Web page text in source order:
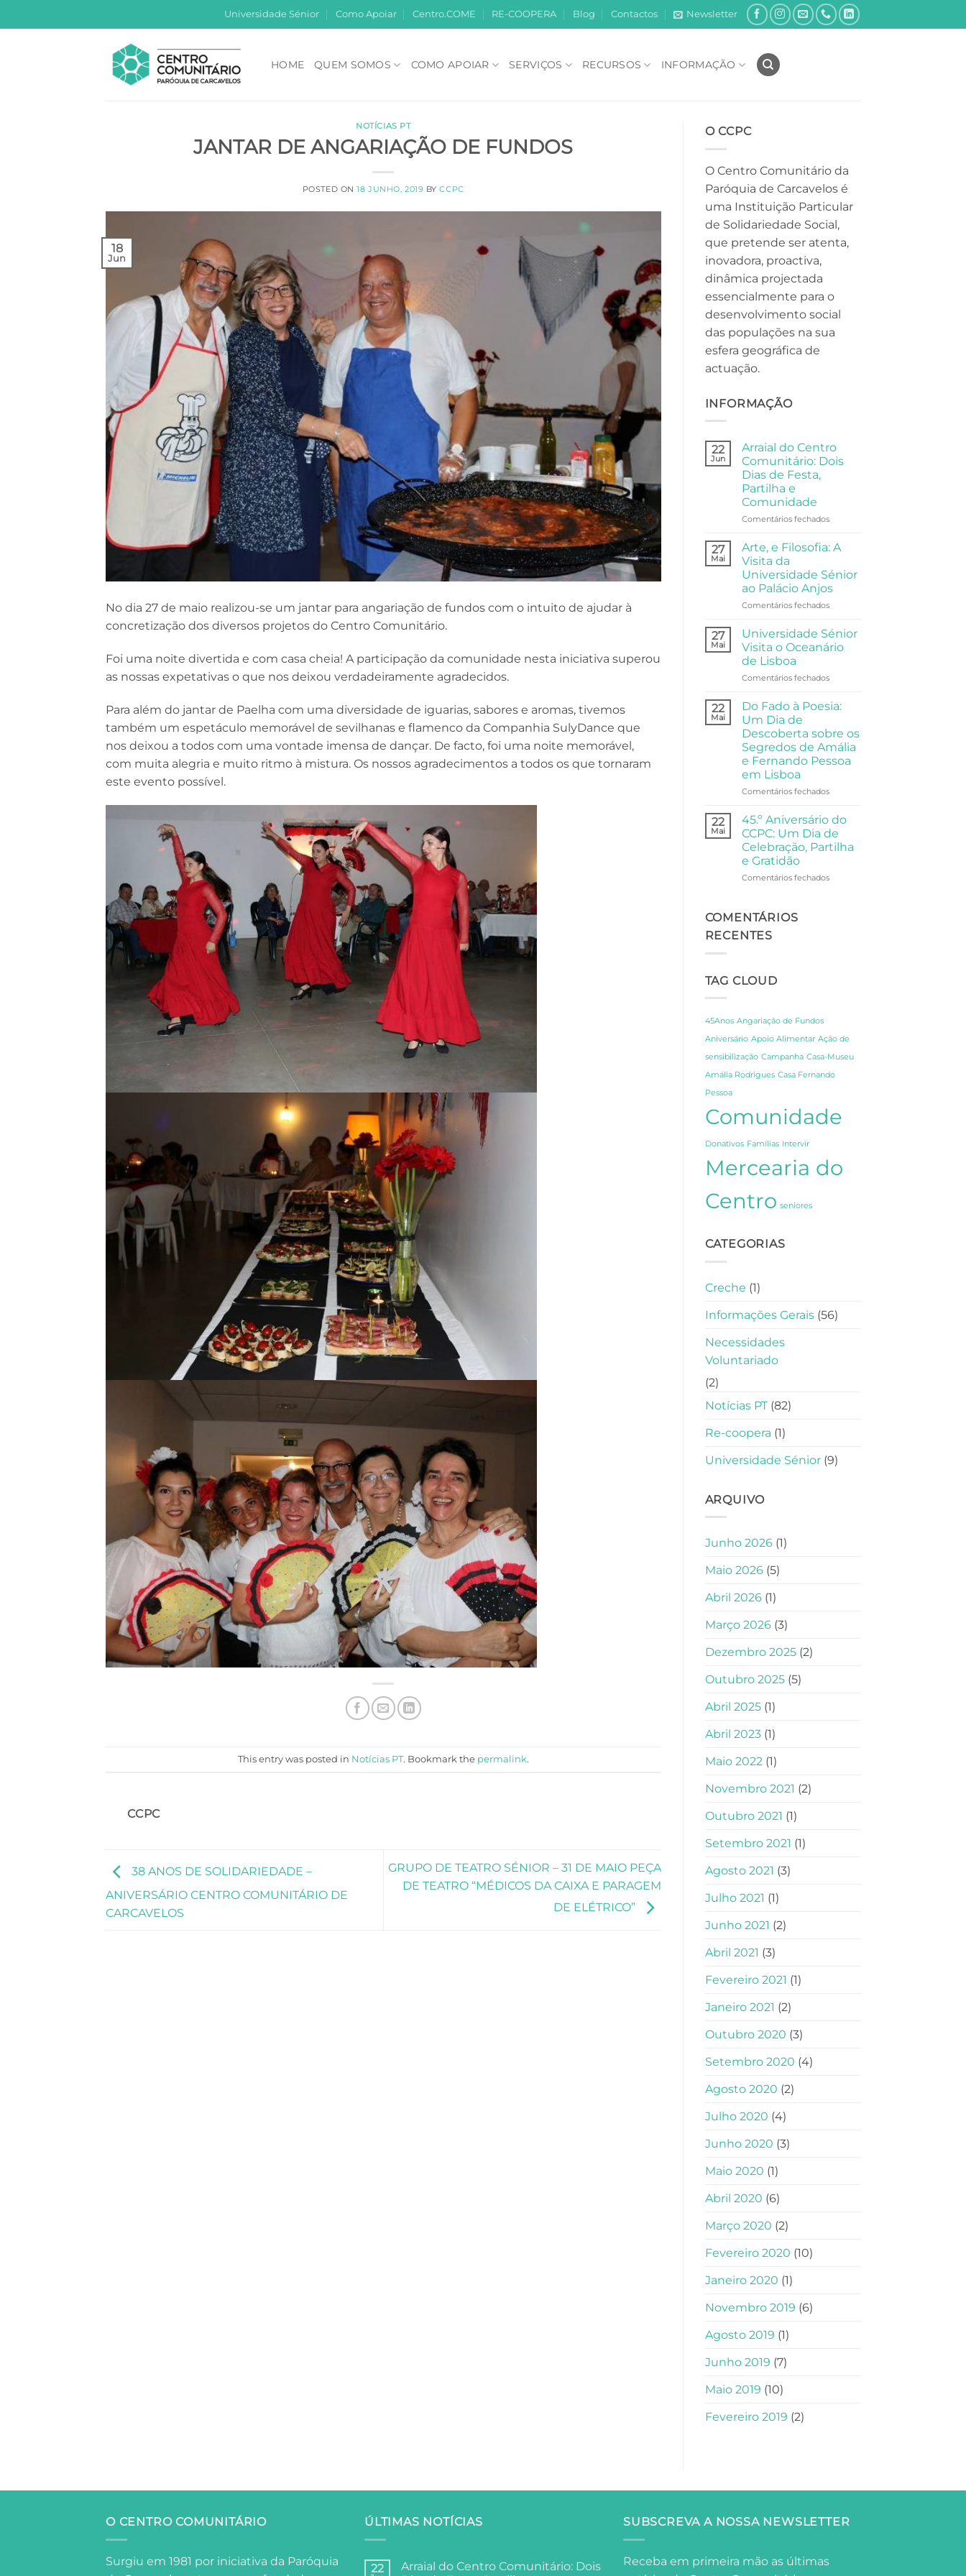
to
Universidade Sénior Como Apoiar Centro.COME RE-COOPERA Blog Contactos Newsletter
HOME QUEM SOMOS COMO APOIAR SERVIÇOS RECURSOS INFORMAÇÃO
NOTÍCIAS PT
JANTAR DE ANGARIAÇÃO DE FUNDOS
POSTED ON18 JUNHO, 2019 BYCCPC
18
Jun
No dia 27 de maio realizou-se um jantar para angariação de fundos com o intuito de ajudar à
concretização dos diversos projetos do Centro Comunitário.
Foi uma noite divertida e com casa cheia! A participação da comunidade nesta iniciativa superou
as nossas expetativas o que nos deixou verdadeiramente agradecidos.
Para além do jantar de Paelha com uma diversidade de iguarias, sabores e aromas, tivemos
também um espetáculo memorável de sevilhanas e flamenco da Companhia SulyDance que
nos deixou a todos com uma vontade imensa de dançar. De facto, foi uma noite memorável,
com muita alegria e muito ritmo à mistura. Os nossos agradecimentos a todos os que tornaram
este evento possível.
This entry was posted in Notícias PT. Bookmark the permalink.
CCPC
38 ANOS DE SOLIDARIEDADE –
ANIVERSÁRIO CENTRO COMUNITÁRIO DE
CARCAVELOS
GRUPO DE TEATRO SÉNIOR – 31 DE MAIO PEÇA
DE TEATRO “MÉDICOS DA CAIXA E PARAGEM
DE ELÉTRICO”
O CCPC
O Centro Comunitário da
Paróquia de Carcavelos é
uma Instituição Particular
de Solidariedade Social,
que pretende ser atenta,
inovadora, proactiva,
dinâmica projectada
essencialmente para o
desenvolvimento social
das populações na sua
esfera geográfica de
actuação.
INFORMAÇÃO
22
Jun
Arraial do Centro
Comunitário: Dois
Dias de Festa,
Partilha e
Comunidade
Comentários fechadosem
do
Dois
Dias
de
Partilha
e
Comunidade
27
Mai
Arte, e Filosofia: A
Visita da
Universidade Sénior
ao Palácio Anjos
Comentários fechadosem
e
Filosofia:
A
da
Sénior
Anjos
27
Mai
Universidade Sénior
Visita o Oceanário
de Lisboa
Comentários fechadosem
Sénior
Oceanário
de
Lisboa
22
Mai
Do Fado à Poesia:
Um Dia de
Descoberta sobre os
Segredos de Amália
e Fernando Pessoa
em Lisboa
Comentários fechadosem
Fado
à
Poesia:
Um
de
22
Mai
45.º Aniversário do
CCPC: Um Dia de
Celebração, Partilha
e Gratidão
Comentários fechadosem
COMENTÁRIOS
RECENTES
TAG CLOUD
45Anos Angariação de Fundos
Aniversário Apoio Alimentar Ação de
sensibilização Campanha Casa-Museu
Amália Rodrigues Casa Fernando
Pessoa
Comunidade
Donativos Famílias Intervir
Mercearia do
Centro seniores
CATEGORIAS
Creche (1)
Informações Gerais(56)
Necessidades
Voluntariado
(2)
Notícias PT(82)
Re-coopera (1)
Universidade Sénior(9)
ARQUIVO
Junho 2026(1)
Maio 2026(5)
Abril 2026(1)
Março 2026(3)
Dezembro 2025(2)
Outubro 2025(5)
Abril 2025(1)
Abril 2023(1)
Maio 2022(1)
Novembro 2021 (2)
Outubro 2021 (1)
Setembro 2021 (1)
Agosto 2021 (3)
Julho 2021 (1)
Junho 2021 (2)
Abril 2021 (3)
Fevereiro 2021 (1)
Janeiro 2021 (2)
Outubro 2020 (3)
Setembro 2020 (4)
Agosto 2020 (2)
Julho 2020 (4)
Junho 2020 (3)
Maio 2020 (1)
Abril 2020 (6)
Março 2020 (2)
Fevereiro 2020 (10)
Janeiro 2020 (1)
Novembro 2019 (6)
Agosto 2019 (1)
Junho 2019 (7)
Maio 2019 (10)
Fevereiro 2019 (2)
O CENTRO COMUNITÁRIO
Surgiu em 1981 por iniciativa da Paróquia
ÚLTIMAS NOTÍCIAS
22
Arraial do Centro Comunitário: Dois
SUBSCREVA A NOSSA NEWSLETTER
Receba em primeira mão as últimas